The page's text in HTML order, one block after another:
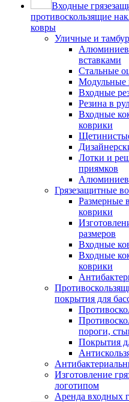
Входные
противоскользящие
ковры
Уличные и
вставками
Стальные
Модульные
Входные
Резина в
Входные
коврики
Лотки и
приямков
Грязезащитные
Размерные
коврики
размеров
Входные
Входные
коврики
покрытия для
пороги,
Покрытия
Изготовление
логотипом
Аренда входных